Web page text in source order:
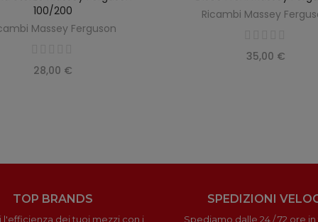
100/200
Massey Ferguson
28,00 €
Ricambi Massey
35,00 €
TOP BRANDS
l'efficienza dei tuoi mezzi con i
SPEDIZIONI
Spediamo dalle 24 / 72 ore